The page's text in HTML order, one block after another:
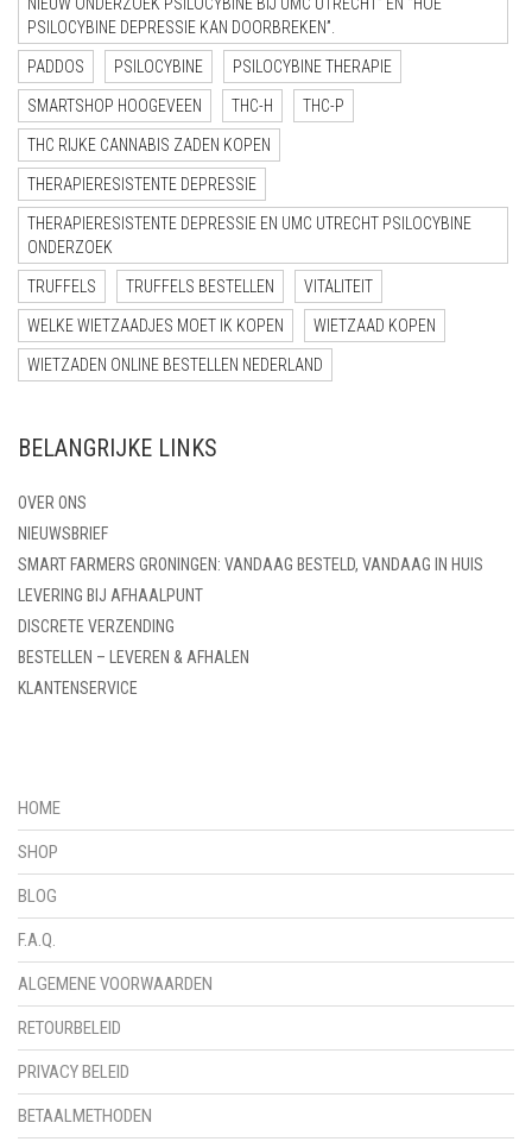
PSILOCYBINE DEPRESSIE KAN DOORBREKEN”.
PADDOS PSILOCYBINE PSILOCYBINE THERAPIE
SMARTSHOP HOOGEVEEN THC-H THC-P
THC RIJKE CANNABIS ZADEN KOPEN
THERAPIERESISTENTE DEPRESSIE
THERAPIERESISTENTE DEPRESSIE EN UMC UTRECHT PSILOCYBINE
ONDERZOEK
TRUFFELS TRUFFELS BESTELLEN VITALITEIT
WELKE WIETZAADJES MOET IK KOPEN WIETZAAD KOPEN
WIETZADEN ONLINE BESTELLEN NEDERLAND
BELANGRIJKE LINKS
OVER ONS
NIEUWSBRIEF
SMART FARMERS GRONINGEN: VANDAAG BESTELD, VANDAAG IN HUIS
LEVERING BIJ AFHAALPUNT
DISCRETE VERZENDING
BESTELLEN – LEVEREN & AFHALEN
KLANTENSERVICE
HOME
SHOP
BLOG
F.A.Q.
ALGEMENE VOORWAARDEN
RETOURBELEID
PRIVACY BELEID
BETAALMETHODEN